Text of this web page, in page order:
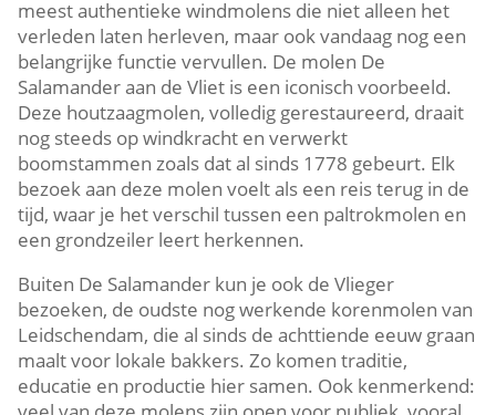
meest authentieke windmolens die niet alleen het
verleden laten herleven, maar ook vandaag nog een
belangrijke functie vervullen.​ De molen De
Salamander aan de Vliet is een iconisch voorbeeld.​
Deze houtzaagmolen, volledig gerestaureerd, draait
nog steeds op windkracht en verwerkt
boomstammen zoals dat al sinds 1778 gebeurt.​ Elk
bezoek aan deze molen voelt als een reis terug in de
tijd, waar je het verschil tussen een paltrokmolen en
een grondzeiler leert herkennen.​
Buiten De Salamander kun je ook de Vlieger
bezoeken, de oudste nog werkende korenmolen van
Leidschendam, die al sinds de achttiende eeuw graan
maalt voor lokale bakkers.​ Zo komen traditie,
educatie en productie hier samen.​ Ook kenmerkend: